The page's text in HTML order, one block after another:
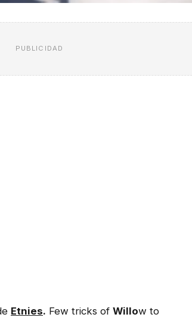
PUBLICIDAD
Etnies. Few tricks of Willow to